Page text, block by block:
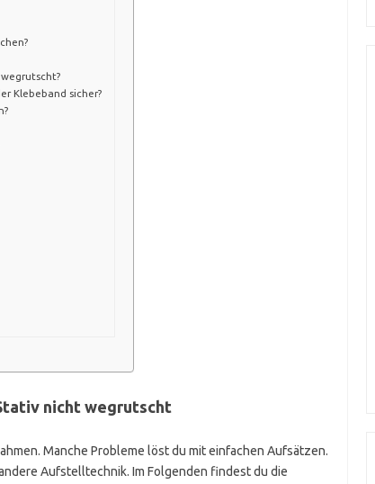
Klebeband sicher?
nicht wegrutscht
Manche Probleme löst du mit einfachen Aufsätzen.
Aufstelltechnik. Im Folgenden findest du die